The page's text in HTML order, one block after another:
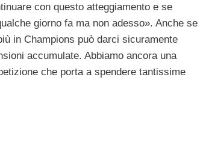
con questo atteggiamento e se
giorno fa ma non adesso». Anche se
in Champions può darci sicuramente
accumulate. Abbiamo ancora una
che porta a spendere tantissime